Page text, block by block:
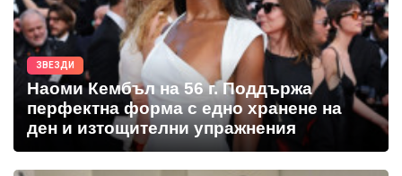
ЗВЕЗДИ
Наоми Кембъл на 56 г. Поддържа
перфектна форма с едно хранене на
ден и изтощителни упражнения